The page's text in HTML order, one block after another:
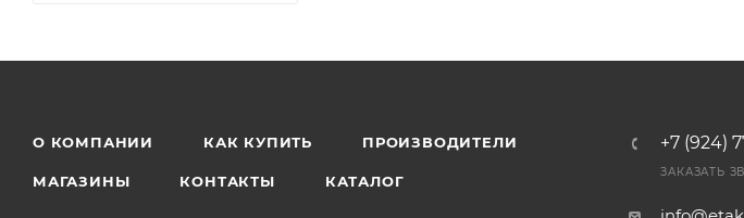
О КОМПАНИИ КАК КУПИТЬ ПРОИЗВОДИТЕЛИ
МАГАЗИНЫ КОНТАКТЫ КАТАЛОГ
+7 (924)
ЗАКАЗАТЬ